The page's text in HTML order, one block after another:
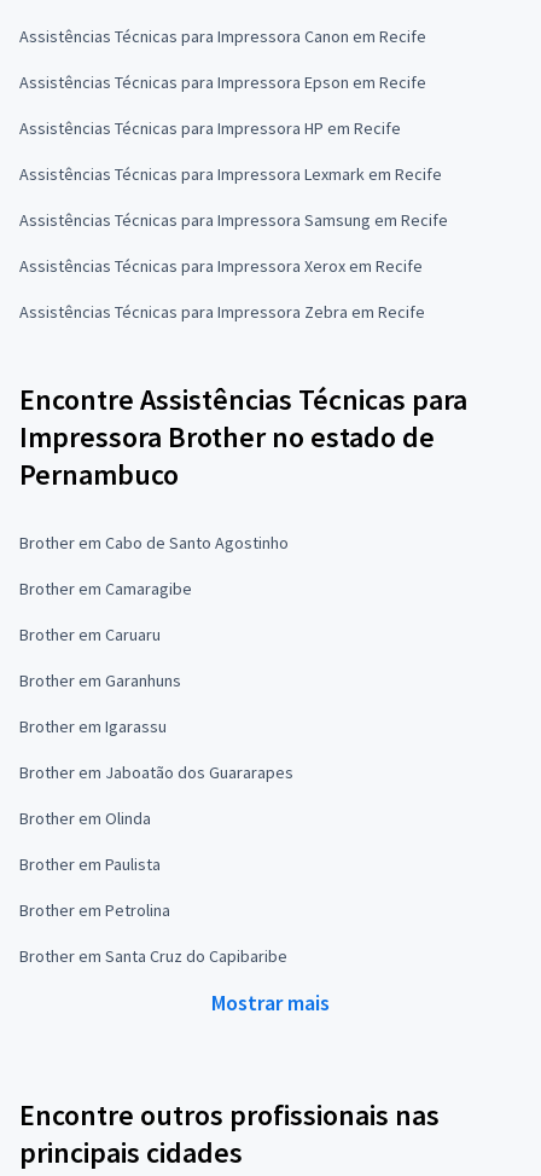
Assistências Técnicas para Impressora Canon em Recife
Assistências Técnicas para Impressora Epson em Recife
Assistências Técnicas para Impressora HP em Recife
Assistências Técnicas para Impressora Lexmark em Recife
Assistências Técnicas para Impressora Samsung em Recife
Assistências Técnicas para Impressora Xerox em Recife
Assistências Técnicas para Impressora Zebra em Recife
Encontre Assistências Técnicas para
Impressora Brother no estado de
Pernambuco
Brother em Cabo de Santo Agostinho
Brother em Camaragibe
Brother em Caruaru
Brother em Garanhuns
Brother em Igarassu
Brother em Jaboatão dos Guararapes
Brother em Olinda
Brother em Paulista
Brother em Petrolina
Brother em Santa Cruz do Capibaribe
Mostrar mais
Encontre outros profissionais nas
principais cidades